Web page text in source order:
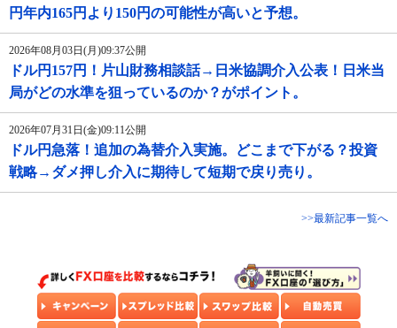
円年内165円より150円の可能性が高いと予想。
2026年08月03日(月)09:37公開
ドル円157円！片山財務相談話→日米協調介入公表！日米当
局がどの水準を狙っているのか？がポイント。
2026年07月31日(金)09:11公開
ドル円急落！追加の為替介入実施。どこまで下がる？投資
戦略→ダメ押し介入に期待して短期で戻り売り。
>>最新記事一覧へ